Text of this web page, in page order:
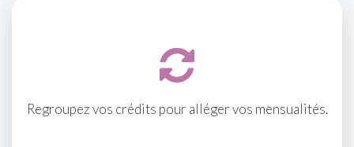
Regroupez vos crédits pour alléger vos mensualités.